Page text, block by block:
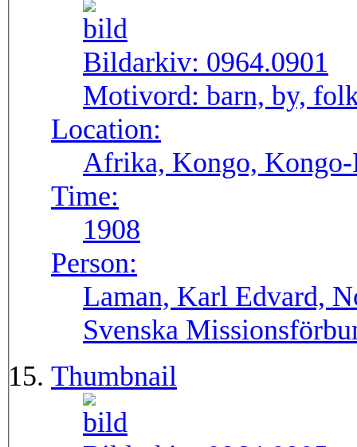
Bildarkiv: 0964.0901
Motivord: barn, by,
Location:
Afrika, Kongo, Kongo-
Time:
1908
Person:
Laman, Karl Edvard,
Svenska
Thumbnail